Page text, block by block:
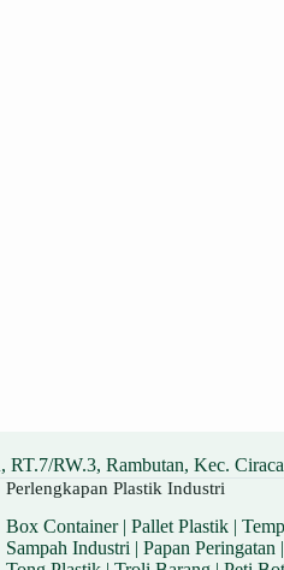
RW.3, Rambutan, Kec.
Perlengkapan Plastik Industri
Box Container| Pallet Plastik|
Sampah Industri | Papan Peringatan |